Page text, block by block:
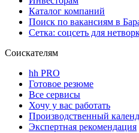
Каталог компаний
Поиск по вакансиям в
Сетка: соцсеть для
Соискателям
hh PRO
Готовое резюме
Все сервисы
Хочу у вас работать
Производственный
Экспертная рекомендация